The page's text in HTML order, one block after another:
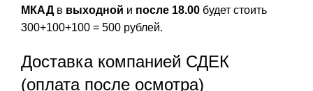
МКАДв выходной и после 18.00 будет стоить
300+100+100 = 500 рублей.
Доставка компанией СДЕК
(оплата после осмотра)